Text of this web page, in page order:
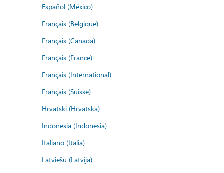
Español (México)
Français (Belgique)
Français (Canada)
Français (France)
Français (International)
Français (Suisse)
Hrvatski (Hrvatska)
Indonesia (Indonesia)
Italiano (Italia)
Latviešu (Latvija)